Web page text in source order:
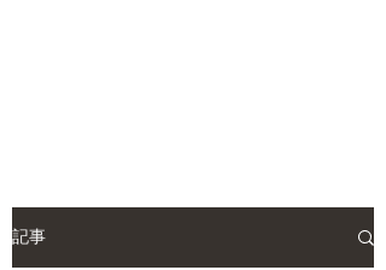
記事